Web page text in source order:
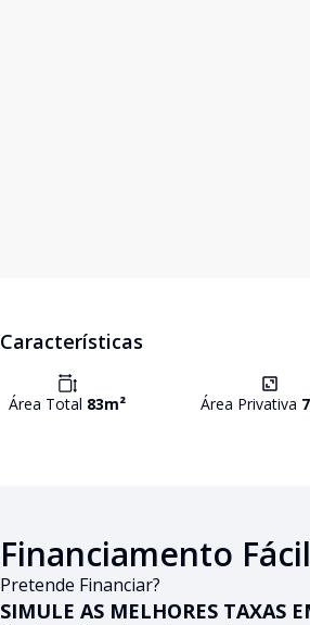
Características
Área Total 83m² Área Privativa
Financiamento Fácil
Pretende Financiar?
SIMULE AS MELHORES TAXAS